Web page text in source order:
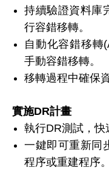
持續驗證資料庫
行容錯移轉。
自動化容錯移轉
手動容錯移轉。
移轉過程中確保
實施DR計畫
執行DR測試，快
一鍵即可重新同
程序或重建程序。